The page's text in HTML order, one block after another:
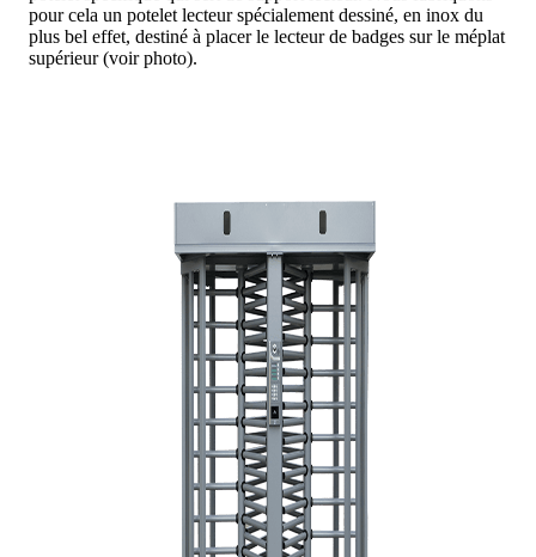
pour cela un potelet lecteur spécialement dessiné, en inox du
plus bel effet, destiné à placer le lecteur de badges sur le méplat
supérieur (voir photo).